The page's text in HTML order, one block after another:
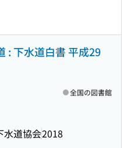
: 下水道白書 平成29
水道協会2018
全国の図書館